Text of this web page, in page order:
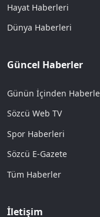
Hayat Haberleri
Dünya Haberleri
Güncel Haberler
Günün İçinden
Sözcü Web TV
Spor Haberleri
Sözcü E-Gazete
Tüm Haberler
İletişim